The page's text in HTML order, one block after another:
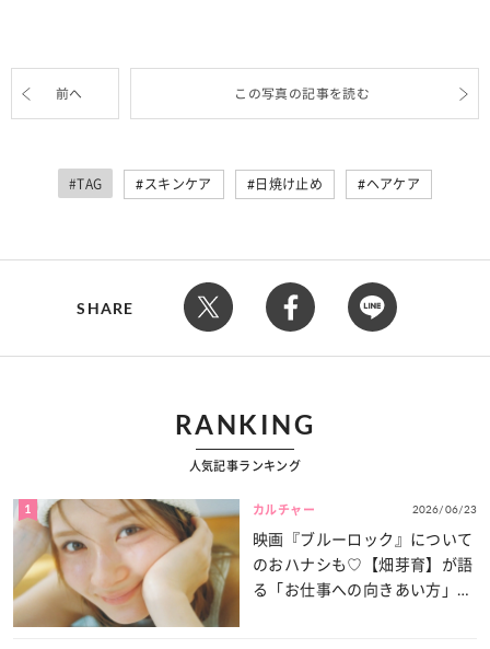
前へ この写真の記事を読む
#TAG スキンケア 日焼け止め ヘアケア
SHARE
RANKING
人気記事ランキング
1 カルチャー 2026/06/23
映画『ブルーロック』について
のおハナシも♡【畑芽育】が語
る「お仕事への向きあい方」と